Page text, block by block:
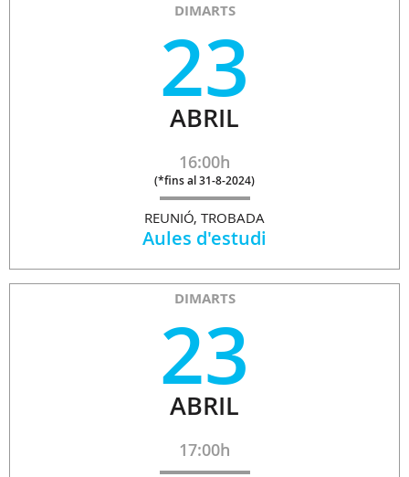
DIMARTS
23
ABRIL
16:00h
(*fins al 31-8-2024)
REUNIÓ, TROBADA
Aules d'estudi
DIMARTS
23
ABRIL
17:00h